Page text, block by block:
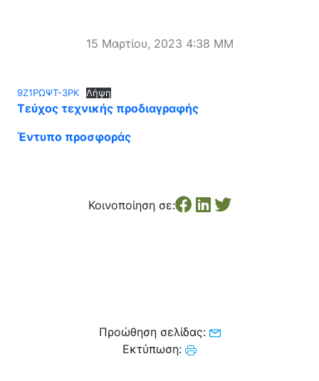
Αποκορώνα Χανίων
Δήμοσιο Ι.Ε.Κ
ΔΗΜΟΤΙΚΗ ΠΙΝΑΚΟΘΗΚΗ
Γαβολοχωρίου
15 Μαρτίου, 2023 4:38 ΜΜ
9Ζ1ΡΩΨΤ-3ΡΚ Λήψη
Τεύχος τεχνικής προδιαγραφής
Έντυπο προσφοράς
Κοινοποίηση σε:
Προώθηση σελίδας:
Εκτύπωση: